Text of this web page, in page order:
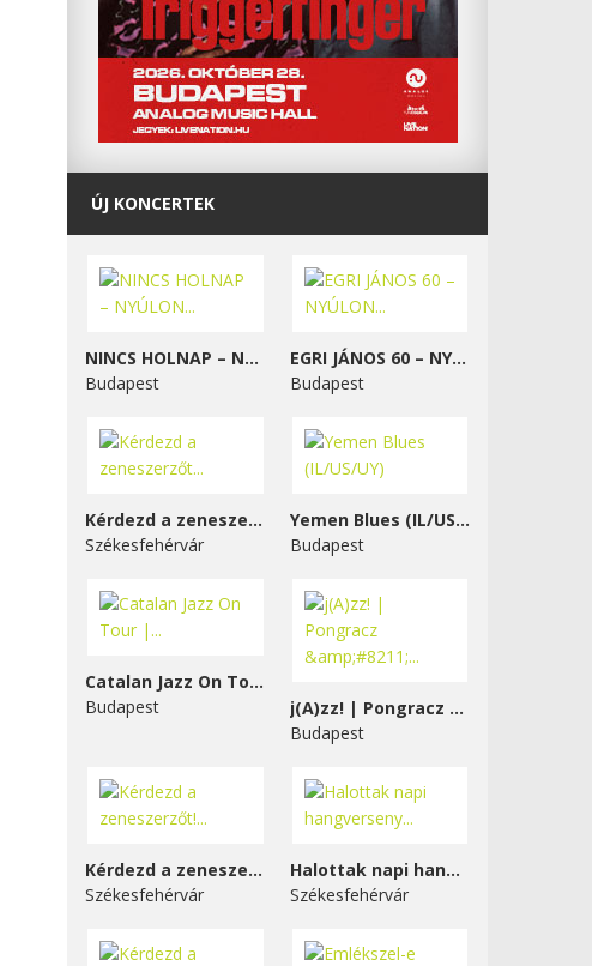
ÚJ KONCERTEK
NINCS HOLNAP – NYÚLON...
Budapest
EGRI JÁNOS 60 – NYÚLON...
Budapest
Kérdezd a zeneszerzőt...
Székesfehérvár
Yemen Blues (IL/US/UY)
Budapest
Catalan Jazz On Tour |...
Budapest
j(A)zz! | Pongracz &#8211;...
Budapest
Kérdezd a zeneszerzőt!...
Székesfehérvár
Halottak napi hangverseny...
Székesfehérvár